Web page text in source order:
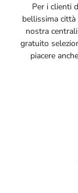
Per i clienti
bellissima
nostra
gratuito
piacere